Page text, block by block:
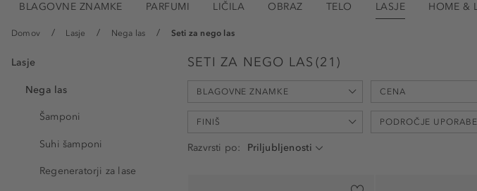
BLAGOVNE ZNAMKE PARFUMI LIČILA OBRAZ TELO LASJE HOME &
Domov Lasje Nega las Seti za nego las
Lasje
Nega las
Šamponi
Suhi šamponi
Regeneratorji za lase
SETI ZA NEGO LAS (21 )
BLAGOVNE ZNAMKE
Ahava (1)
CENA
-
FINIŠ PODROČJE UPORABE
Razvrsti po